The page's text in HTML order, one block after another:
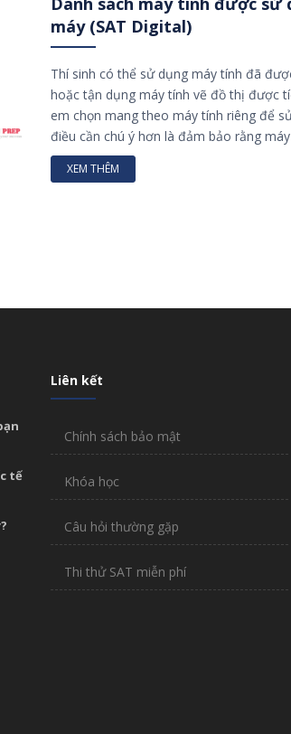
máy (SAT Digital)
Thí sinh có thể sử dụng máy tính đã
hoặc tận dụng máy tính vẽ đồ thị được
em chọn mang theo máy tính riêng để
điều cần chú ý hơn là đảm bảo rằng
XEM THÊM
tế
Liên kết
Chính sách bảo mật
Khóa học
Câu hỏi thường gặp
Thi thử SAT miễn phí